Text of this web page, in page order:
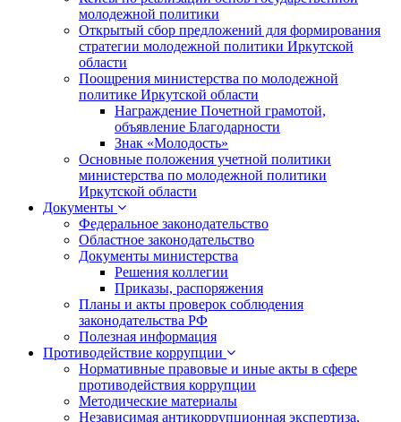
молодежной политики
Открытый сбор предложений для формирования
стратегии молодежной политики Иркутской
области
Поощрения министерства по молодежной
политике Иркутской области
Награждение Почетной грамотой,
объявление Благодарности
Знак «Молодость»
Основные положения учетной политики
министерства по молодежной политики
Иркутской области
Документы
Федеральное законодательство
Областное законодательство
Документы министерства
Решения коллегии
Приказы, распоряжения
Планы и акты проверок соблюдения
законодательства РФ
Полезная информация
Противодействие коррупции
Нормативные правовые и иные акты в сфере
противодействия коррупции
Методические материалы
Независимая антикоррупционная экспертиза,